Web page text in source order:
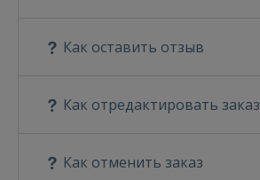
Как оставить отзыв
Как отредактировать заказ
Как отменить заказ